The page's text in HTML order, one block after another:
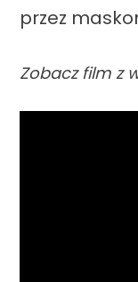
przez
Zobacz film z